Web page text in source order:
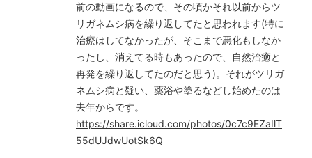
前の動画になるので、その頃かそれ以前からツ
リガネムシ病を繰り返してたと思われます(特に
治療はしてなかったが、そこまで悪化もしなか
ったし、消えてる時もあったので、自然治癒と
再発を繰り返してたのだと思う)。それがツリガ
ネムシ病と疑い、薬浴や塗るなどし始めたのは
去年からです。
https://share.icloud.com/photos/0c7c9EZaIlT
55dUJdwUotSk6Q